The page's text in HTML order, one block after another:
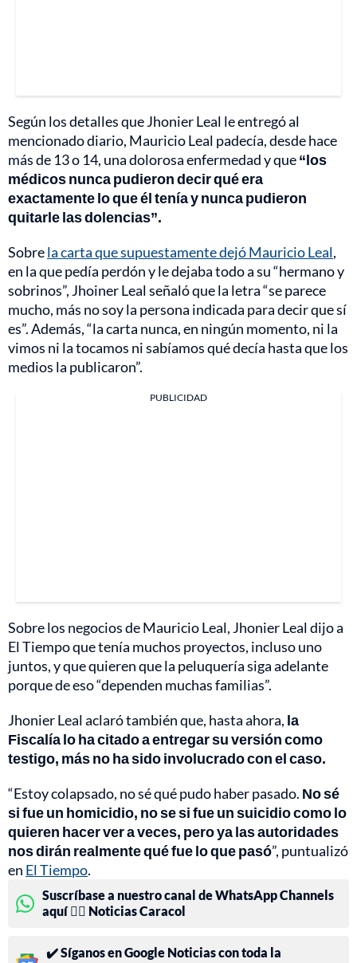
Según los detalles que Jhonier Leal le entregó al
mencionado diario, Mauricio Leal padecía, desde hace
más de 13 o 14, una dolorosa enfermedad y que“los
médicos nunca pudieron decir qué era
exactamente lo que él tenía y nunca pudieron
quitarle las dolencias”.
Sobrela carta que supuestamente dejó Mauricio Leal,
en la que pedía perdón y le dejaba todo a su “hermano y
sobrinos”, Jhoiner Leal señaló que la letra “se parece
mucho, más no soy la persona indicada para decir que sí
es”. Además, “la carta nunca, en ningún momento, ni la
vimos ni la tocamos ni sabíamos qué decía hasta que los
medios la publicaron”.
PUBLICIDAD
Sobre los negocios de Mauricio Leal, Jhonier Leal dijo a
El Tiempo que tenía muchos proyectos, incluso uno
juntos, y que quieren que la peluquería siga adelante
porque de eso “dependen muchas familias”.
Jhonier Leal aclaró también que, hasta ahora, la
Fiscalía lo ha citado a entregar su versión como
testigo, más no ha sido involucrado con el caso.
“Estoy colapsado, no sé qué pudo haber pasado. No sé
si fue un homicidio, no se si fue un suicidio como lo
quieren hacer ver a veces, pero ya las autoridades
nos dirán realmente qué fue lo que pasó”, puntualizó
en El Tiempo.
Suscríbase a nuestro canal de WhatsApp Channels
aquí 👉🏻 Noticias Caracol
✔️ Síganos en Google Noticias con toda la